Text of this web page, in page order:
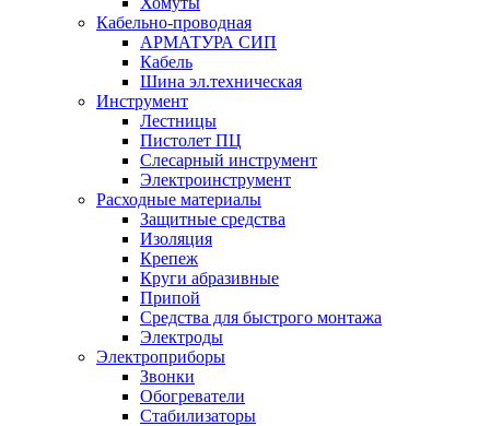
Кабельно-проводная
АРМАТУРА СИП
Кабель
Шина эл.техническая
Инструмент
Лестницы
Пистолет ПЦ
Слесарный инструмент
Электроинструмент
Расходные материалы
Защитные средства
Изоляция
Крепеж
Круги абразивные
Припой
Средства для быстрого монтажа
Электроды
Электроприборы
Звонки
Обогреватели
Стабилизаторы